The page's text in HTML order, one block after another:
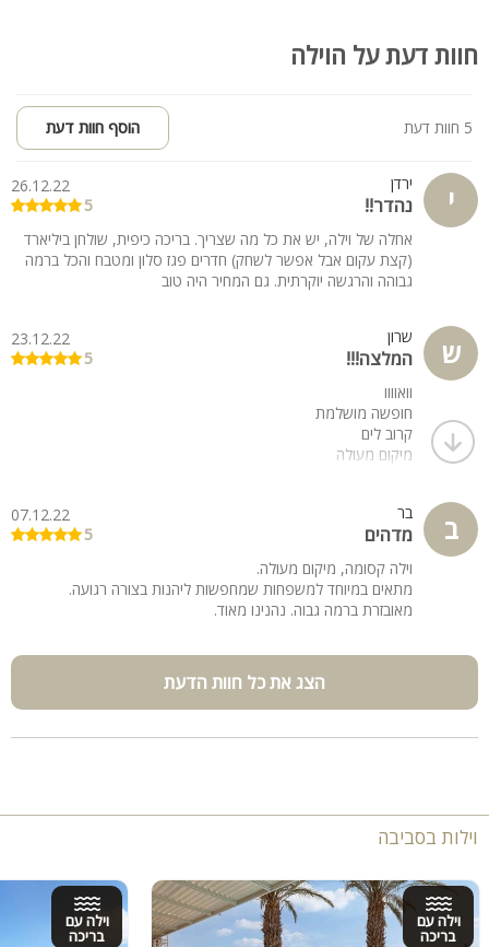
חוות דעת על הוילה
5 חוות דעת הוסף חוות דעת
י ירדן
נהדר!!
26.12.22
5
אחלה של וילה, יש את כל מה שצריך. בריכה כיפית, שולחן ביליארד
(קצת עקום אבל אפשר לשחק) חדרים פגז סלון ומטבח והכל ברמה
גבוהה והרגשה יוקרתית. גם המחיר היה טוב
ש שרון
המלצה!!!
23.12.22
5
וואוווו
חופשה מושלמת
קרוב לים
מיקום מעולה
ב בר
מדהים
07.12.22
5
וילה קסומה, מיקום מעולה.
מתאים במיוחד למשפחות שמחפשות ליהנות בצורה רגועה.
מאובזרת ברמה גבוה. נהנינו מאוד.
הצג את כל חוות הדעת
וילות בסביבה
וילה עם
בריכה
וילה עם
בריכה